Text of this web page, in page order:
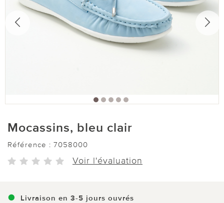
Mocassins, bleu clair
Référence : 7058000
Voir l'évaluation
Livraison en 3-5 jours ouvrés